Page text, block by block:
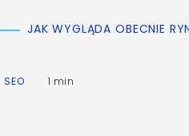
JAK WYGLĄDA OBECNIE
SEO 1 min